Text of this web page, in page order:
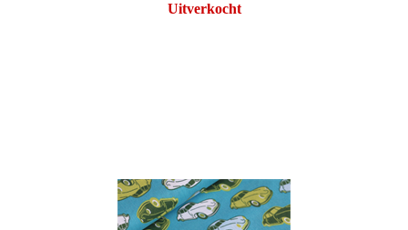
Uitverkocht